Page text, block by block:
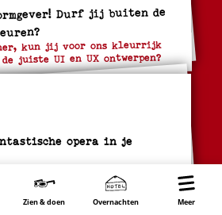
Zien & doen Overnachten Wonen
Meer
Durf jij buiten de
kun jij voor ons kleurrijk
juiste UI en UX ontwerpen?
opera in je
de gemeente Weststellingwerf